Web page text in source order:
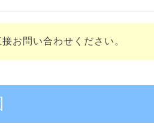
お問い合わせください。